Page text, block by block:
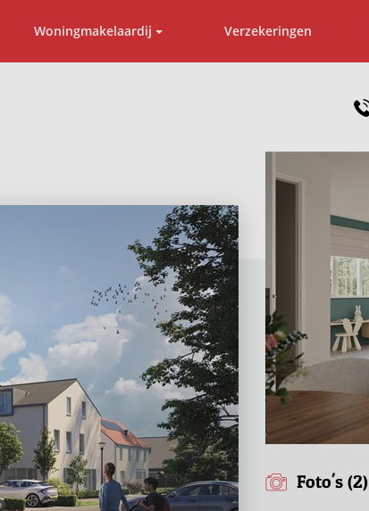
Woningmakelaardij Verzekeringen
Foto's (2)